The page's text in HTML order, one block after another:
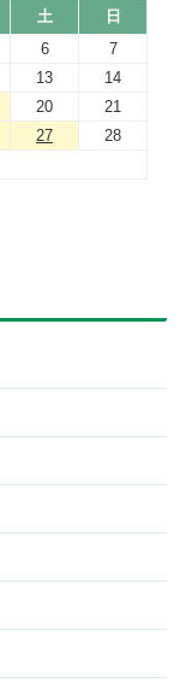
土
日
6
7
13
14
20
21
27
28